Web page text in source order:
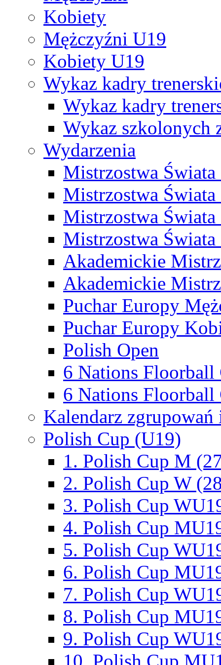
Kobiety
Mężczyźni U19
Kobiety U19
Wykaz kadry
Wykaz kadry
Wykaz szkolonych
Wydarzenia
Mistrzostwa
Mistrzostwa
Mistrzostwa
Mistrzostwa
Akademickie
Akademickie
Puchar Europy
Puchar Europy
Polish Open
6 Nations Floorball
6 Nations Floorball
Kalendarz
Polish Cup (U19)
1. Polish Cup M
2. Polish Cup W
3. Polish Cup
4. Polish Cup
5. Polish Cup
6. Polish Cup
7. Polish Cup
8. Polish Cup
9. Polish Cup
10. Polish Cup